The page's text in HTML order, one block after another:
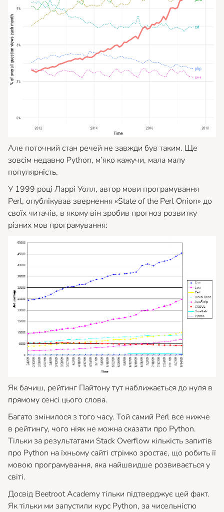
Але поточний стан речей не завжди був таким. Ще
зовсім недавно Python, м’яко кажучи, мала малу
популярність.
У 1999 році Ларрі Уолл, автор мови програмування
Perl, опублікував звернення «State of the Perl Onion» до
своїх читачів, в якому він зробив прогноз розвитку
різних мов програмування:
Як бачиш, рейтинг Пайтону тут наближається до нуля в
прямому сенсі цього слова.
Багато змінилося з того часу. Той самий Perl все нижче
в рейтингу, чого ніяк не можна сказати про Python.
Тільки за результатами Stack Overflow кількість запитів
про Python на їхньому сайті стрімко зростає, що робить її
мовою програмування, яка найшвидше розвивається у
світі.
Досвід Beetroot Academy тільки підтверджує цей факт.
Як тільки ми запустили курс Python, за чисельністю